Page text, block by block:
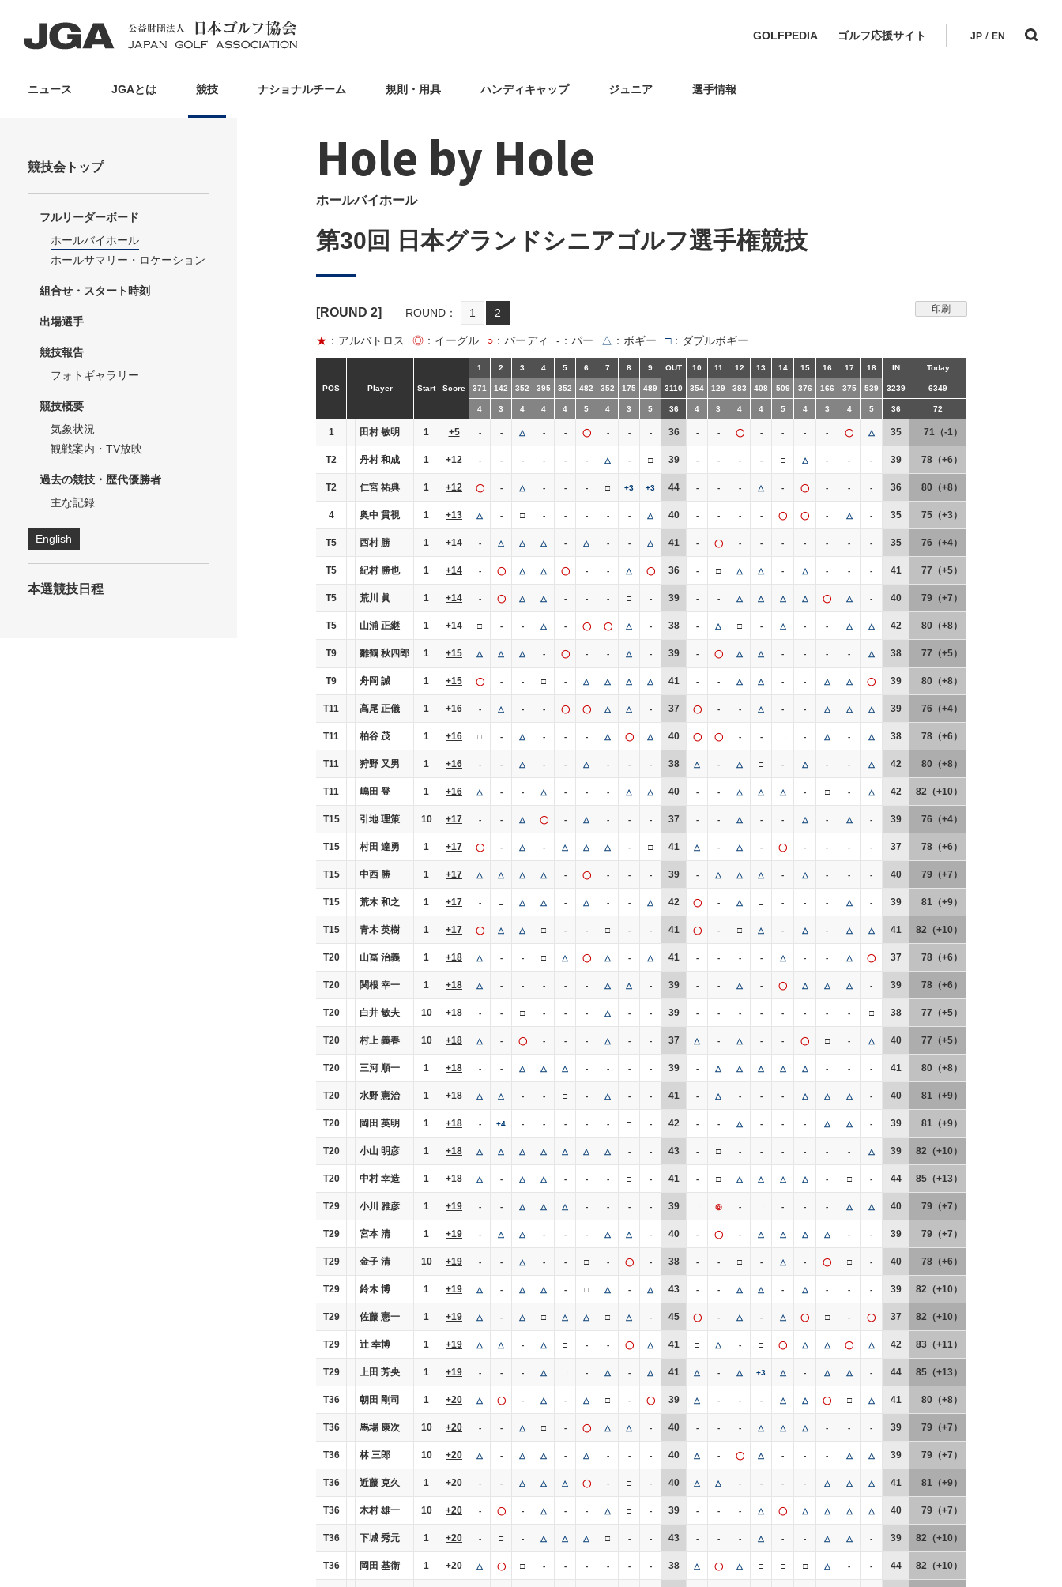
GOLFPEDIA ゴルフ応援サイト JP / EN
ニュース JGAとは 競技 ナショナルチーム 規則・用具 ハンディキャップ ジュニア 選手情報
Hole by Hole
ホールバイホール
第30回 日本グランドシニアゴルフ選手権競技
[ROUND 2] ROUND 1 2 印刷
★ ：アルバトロス ◎ ：イーグル ○ ：バーディ - ：パー △ ：ボギー □：ダブルボギー
POS Player Start Score
1 2 3 4 5 6 7 8 9 OUT 10 11 12 13 14 15 16 17 18 IN Today
371 142 352 395 352 482 352 175 489 3110 354 129 383 408 509 376 166 375 539 3239 6349
4 3 4 4 4 5 4 3 5 36 4 3 4 4 5 4 3 4 5 36 72
1 田村 敏明 1 +5 - - △ - - ◯ - - - 36 - - ◯ - - - - ◯ △ 35 71（-1）
T2 丹村 和成 1 +12 - - - - - - △ - □ 39 - - - - □ △ - - - 39 78（+6）
T2 仁宮 祐典 1 +12 ◯ - △ - - - □ +3 +3 44 - - - △ - ◯ - - - 36 80（+8）
4 奥中 貫視 1 +13 △ - □ - - - - - △ 40 - - - - ◯ ◯ - △ - 35 75（+3）
T5 西村 勝 1 +14 - △ △ △ - △ - - △ 41 - ◯ - - - - - - - 35 76（+4）
T5 紀村 勝也 1 +14 - ◯ △ △ ◯ - - △ ◯ 36 - □ △ △ - △ - - - 41 77（+5）
T5 荒川 眞 1 +14 - ◯ △ △ - - - □ - 39 - - △ △ △ △ ◯ △ - 40 79（+7）
T5 山浦 正継 1 +14 □ - - △ - ◯ ◯ △ - 38 - △ □ - △ - - △ △ 42 80（+8）
T9 雛鶴 秋四郎 1 +15 △ △ △ - ◯ - - △ - 39 - ◯ △ △ - - - - △ 38 77（+5）
T9 舟岡 誠 1 +15 ◯ - - □ - △ △ △ △ 41 - - △ △ - - △ △ ◯ 39 80（+8）
T11 高尾 正儀 1 +16 - △ - - ◯ ◯ △ △ - 37 ◯ - - △ - - △ △ △ 39 76（+4）
T11 柏谷 茂 1 +16 □ - △ - - - △ ◯ △ 40 ◯ ◯ - - □ - △ - △ 38 78（+6）
T11 狩野 又男 1 +16 - - △ - - △ - - - 38 △ - △ □ - △ - - △ 42 80（+8）
T11 嶋田 登 1 +16 △ - - △ - - - △ △ 40 - - △ △ △ - □ - △ 42 82（+10）
T15 引地 理策 10 +17 - - △ ◯ - △ - - - 37 - - △ - - △ - △ - 39 76（+4）
T15 村田 達勇 1 +17 ◯ - △ - △ △ △ - □ 41 △ - △ - ◯ - - - - 37 78（+6）
T15 中西 勝 1 +17 △ △ △ △ - ◯ - - - 39 - △ △ △ - △ - - - 40 79（+7）
T15 荒木 和之 1 +17 - □ △ △ - △ - - △ 42 ◯ - △ □ - - - △ - 39 81（+9）
T15 青木 英樹 1 +17 ◯ △ △ □ - - □ - - 41 ◯ - □ △ - △ - △ △ 41 82（+10）
T20 山冨 治義 1 +18 △ - - □ △ ◯ △ - △ 41 - - - - △ - - △ ◯ 37 78（+6）
T20 関根 幸一 1 +18 △ - - - - - △ △ - 39 - - △ - ◯ △ △ △ - 39 78（+6）
T20 白井 敏夫 10 +18 - - □ - - - △ - - 39 - - - - - - - - □ 38 77（+5）
T20 村上 義春 10 +18 △ - ◯ - - - △ - - 37 △ - △ - - ◯ □ - △ 40 77（+5）
T20 三河 順一 1 +18 - - △ △ △ - - - - 39 - △ △ △ △ △ - - - 41 80（+8）
T20 水野 憲治 1 +18 △ △ - - □ - △ - - 41 - △ - - - △ △ △ - 40 81（+9）
T20 岡田 英明 1 +18 - +4 - - - - - □ - 42 - - △ - - - △ △ - 39 81（+9）
T20 小山 明彦 1 +18 △ △ △ △ △ △ △ - - 43 - □ - - - - - - △ 39 82（+10）
T20 中村 幸造 1 +18 △ - △ △ - - - □ - 41 - □ △ △ △ △ - □ - 44 85（+13）
T29 小川 雅彦 1 +19 - - △ △ △ - - - - 39 □ ◎ - □ - - - △ △ 40 79（+7）
T29 宮本 清 1 +19 - △ △ - - - △ △ - 40 - ◯ - △ △ △ △ - - 39 79（+7）
T29 金子 清 10 +19 - - △ - - □ - ◯ - 38 - - □ - △ - ◯ □ - 40 78（+6）
T29 鈴木 博 1 +19 △ - △ △ - □ △ - △ 43 - - △ △ - △ - - - 39 82（+10）
T29 佐藤 憲一 1 +19 △ - △ □ △ △ □ △ - 45 ◯ - △ - △ ◯ □ - ◯ 37 82（+10）
T29 辻 幸博 1 +19 △ △ - △ □ - - ◯ △ 41 □ △ - □ ◯ △ △ ◯ △ 42 83（+11）
T29 上田 芳央 1 +19 - - - △ □ - △ - △ 41 △ - △ +3 △ - △ △ - 44 85（+13）
T36 朝田 剛司 1 +20 △ ◯ - △ - △ □ - ◯ 39 △ - - - △ △ ◯ □ △ 41 80（+8）
T36 馬場 康次 10 +20 - - △ □ - ◯ △ △ - 40 - - - △ △ △ - - - 39 79（+7）
T36 林 三郎 10 +20 △ - △ △ - △ - - - 40 △ - ◯ △ - - - △ △ 39 79（+7）
T36 近藤 克久 1 +20 - - △ △ △ ◯ - □ - 40 △ △ - - - - △ △ △ 41 81（+9）
T36 木村 雄一 10 +20 - ◯ - △ - - △ □ - 39 - - - △ ◯ △ △ △ △ 40 79（+7）
T36 下城 秀元 1 +20 - □ - △ △ △ □ - - 43 - - - △ - - △ △ - 39 82（+10）
T36 岡田 基衛 1 +20 △ ◯ □ - - - - - - 38 △ ◯ △ □ □ □ △ - - 44 82（+10）
競技会トップ
フルリーダーボード
ホールバイホール
ホールサマリー・ロケーション
組合せ・スタート時刻
出場選手
競技報告
フォトギャラリー
競技概要
気象状況
観戦案内・TV放映
過去の競技・歴代優勝者
主な記録
English
本選競技日程